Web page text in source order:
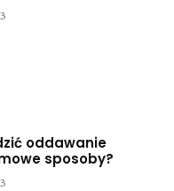
oddawanie
sposoby?